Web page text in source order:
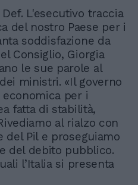
L'esecutivo traccia
del nostro Paese per i
soddisfazione da
Consiglio, Giorgia
le sue parole al
ministri. «Il governo
per i
fatta di stabilità,
al rialzo con
del Pil e proseguiamo
del debito pubblico.
l’Italia si presenta